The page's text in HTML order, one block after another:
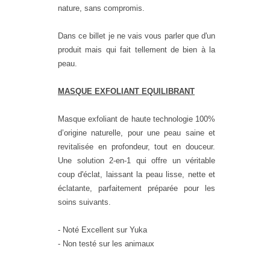
nature, sans compromis.
Dans ce billet je ne vais vous parler que d'un
produit mais qui fait tellement de bien à la
peau.
MASQUE EXFOLIANT EQUILIBRANT
Masque exfoliant de haute technologie 100%
d’origine naturelle, pour une peau saine et
revitalisée en profondeur, tout en douceur.
Une solution 2-en-1 qui offre un véritable
coup d'éclat, laissant la peau lisse, nette et
éclatante, parfaitement préparée pour les
soins suivants.
- Noté Excellent sur Yuka
- Non testé sur les animaux